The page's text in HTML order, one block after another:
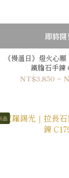
即將開
《慢溫日》燈火心
鐵膽石手鍊
NT$3,850 ~
品